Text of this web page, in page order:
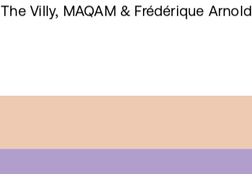
The Villy, MAQAM & Frédérique Arnold